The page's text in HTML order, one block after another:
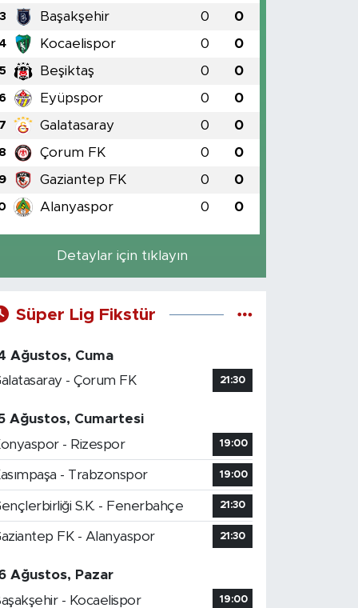
3 Başakşehir 0 0
Kocaelispor 0 0
5 Beşiktaş 0 0
6 Eyüpspor 0 0
7 Galatasaray 0 0
8 Çorum FK 0 0
9 Gaziantep FK 0 0
Alanyaspor 0 0
Detaylar için tıklayın
Süper Lig Fikstür
Ağustos, Cuma
- Çorum FK
21:30
Ağustos, Cumartesi
- Rizespor
19:00
- Trabzonspor 19:00
S.K. - Fenerbahçe 21:30
FK - Alanyaspor 21:30
Ağustos, Pazar
- Kocaelispor
19:00